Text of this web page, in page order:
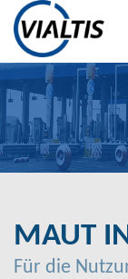
MAUT
Für die